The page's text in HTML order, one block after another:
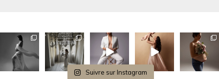
Suivre sur Instagram